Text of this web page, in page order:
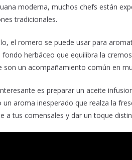
moderna, muchos chefs están
tradicionales.
el romero se puede usar para
herbáceo que equilibra la
son un acompañamiento común en
es preparar un aceite
un aroma inesperado que realza la
a tus comensales y dar un toque